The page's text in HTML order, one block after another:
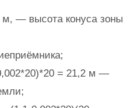
м, — высота конуса зоны
= 21,2 м —